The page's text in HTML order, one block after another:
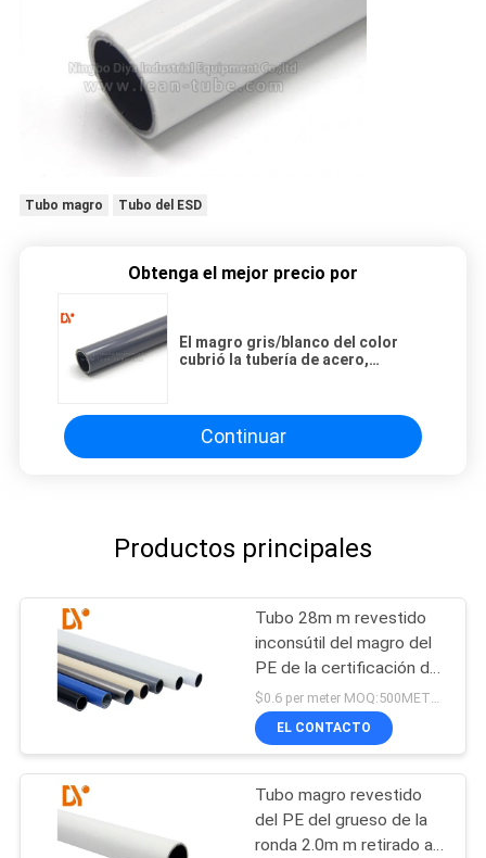
Tubo magro Tubo del ESD
Obtenga el mejor precio por
El magro gris/blanco del color
cubrió la tubería de acero,
Continuar
Productos principales
Tubo 28m m revestido
inconsútil del magro del
PE de la certificación del
Ce
EL CONTACTO
Tubo magro revestido
del PE del grueso de la
ronda 2.0m m retirado a